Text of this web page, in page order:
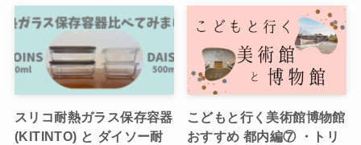
スリコ耐熱ガラス保存容器
(KITINTO) と ダイソー耐
こどもと行く美術館博物館
おすすめ 都内編⑦ ・トリ